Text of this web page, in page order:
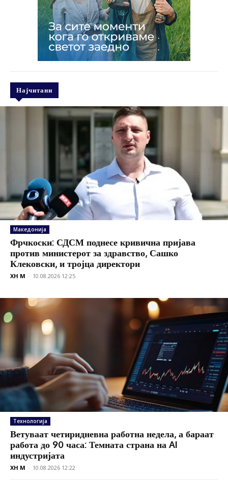
Најчитани
Македонија
Фрчкоски: СДСМ поднесе кривична пријава
против министерот за здравство, Сашко
Клековски, и тројца директори
XH M - 10.08.2026 12:25
Технологија
Ветуваат четиридневна работна недела, а бараат
работа до 90 часа: Темната страна на AI
индустријата
XH M - 10.08.2026 12:22